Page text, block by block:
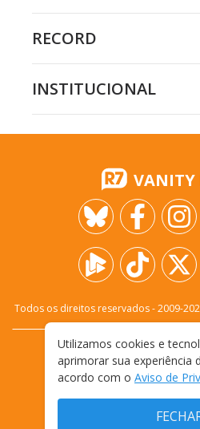
RECORD
INSTITUCIONAL
VANITY
Todos os direitos reservados - 2009-
FALE CONOSCO
TERMOS E
Utilizamos cookies e
aprimorar sua experiência
acordo com o Aviso de